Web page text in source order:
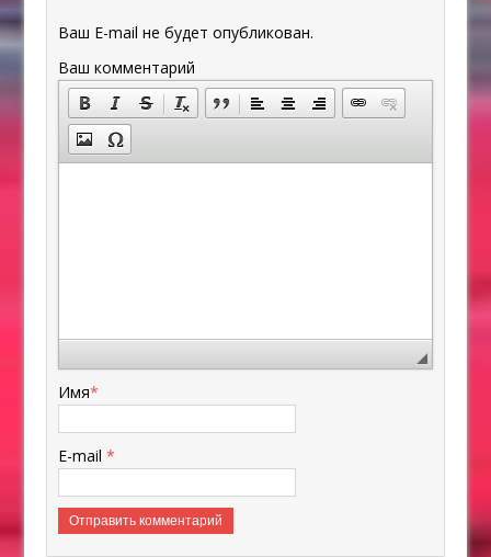
Ваш E-mail не будет опубликован.
Ваш комментарий
Имя*
E-mail*